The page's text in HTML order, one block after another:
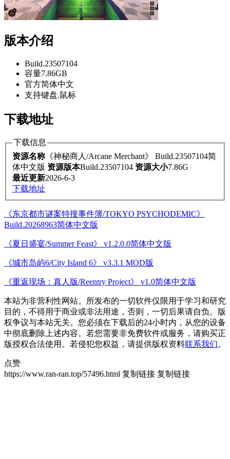
版本介绍
Build.23507104
容量7.86GB
官方简体中文
支持键盘.鼠标
下载地址
下载信息
资源名称《神秘商人/Arcane Merchant》 Build.23507104简
体中文版 资源版本Build.23507104 资源大小7.86G
最近更新2026-6-3
下载地址
《东京都市谜案特搜事件簿/TOKYO PSYCHODEMIC》
Build.20268963简体中文版
《夏日盛宴/Summer Feast》 v1.2.0.0简体中文版
《城市岛屿6/City Island 6》 v3.3.1 MOD版
《重返现场：真人版/Reentry Project》 v1.0简体中文版
本站为非营利性网站。所发布的一切软件仅限用于学习和研究
目的，不得用于商业或非法用途，否则，一切后果请自负。版
权争议与本站无关。您必须在下载后的24小时内，从您的设备
中彻底删除上述内容。若您需要非免费软件或服务，请购买正
版授权合法使用。若侵犯您权益，请提供版权资料联系我们。
点赞
https://www.ran-ran.top/57496.html 复制链接 复制链接